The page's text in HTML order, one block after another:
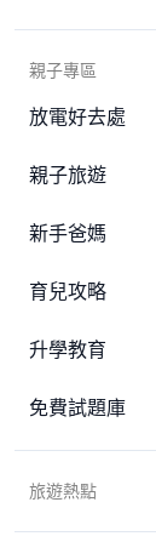
親子專區
放電好去處
親子旅遊
新手爸媽
育兒攻略
升學教育
免費試題庫
旅遊熱點